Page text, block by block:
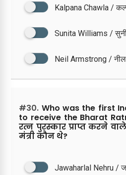
Kalpana Chawla /
Sunita Williams /
Neil Armstrong / नील
#30. Who was the first
to receive the Bharat
रत्न पुरस्कार प्राप्त करने
मंत्री कौन थे?
Jawaharlal Nehru /